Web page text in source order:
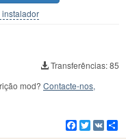
Transferências: 85
mod? Contacte-nos,
Facebook
Twitter
VK